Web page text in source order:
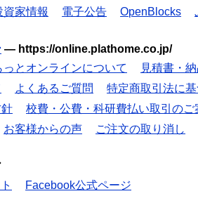
資家情報 電子公告 OpenBlocks
— https://online.plathome.co.jp/
っとオンラインについて
見積書・
よくあるご質問
特定商取引法に
校費・公費・科研費払い取引のご
お客様からの声 ご注文の取り消し
Facebook公式ページ